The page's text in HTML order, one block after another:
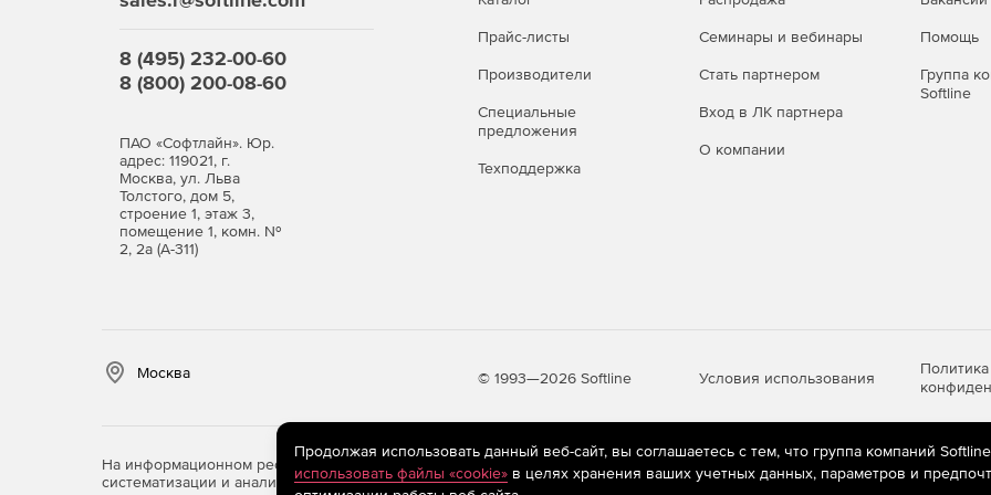
8 (495) 232-00-60
8 (800) 200-08-60
ПАО «Софтлайн». Юр.
адрес: 119021, г.
Москва, ул. Льва
Толстого, дом 5,
строение 1, этаж 3,
помещение 1, комн. №
2, 2а (А-311)
Прайс-листы
Производители
Специальные
предложения
Техподдержка
Семинары и вебинары
Стать партнером
Вход в ЛК партнера
О компании
Помощь
Группа
Softline
Москва © 1993—2026 Softline Условия использования
Политика
На информационном ресурсе store.softline.ru применяются рекомендательные технологии
(информационные
систематизации и анализа сведений, относящихся к предпочтениям пользователей сети «Интернет», находящихся на
Продолжая использовать данный веб-сайт, вы соглашаетесь с тем, что группа компаний
использовать файлы «cookie»в целях хранения ваших учетных данных, параметров и